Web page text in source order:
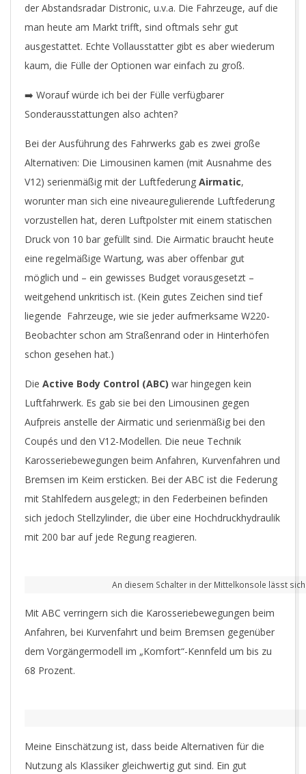
der Abstandsradar Distronic, u.v.a. Die Fahrzeuge, auf die
man heute am Markt trifft, sind oftmals sehr gut
ausgestattet. Echte Vollausstatter gibt es aber wiederum
kaum, die Fülle der Optionen war einfach zu groß.
➡️ Worauf würde ich bei der Fülle verfügbarer
Sonderausstattungen also achten?
Bei der Ausführung des Fahrwerks gab es zwei große
Alternativen: Die Limousinen kamen (mit Ausnahme des
V12) serienmäßig mit der Luftfederung Airmatic,
worunter man sich eine niveauregulierende Luftfederung
vorzustellen hat, deren Luftpolster mit einem statischen
Druck von 10 bar gefüllt sind. Die Airmatic braucht heute
eine regelmäßige Wartung, was aber offenbar gut
möglich und – ein gewisses Budget vorausgesetzt –
weitgehend unkritisch ist. (Kein gutes Zeichen sind tief
liegende Fahrzeuge, wie sie jeder aufmerksame W220-
Beobachter schon am Straßenrand oder in Hinterhöfen
schon gesehen hat.)
Die Active Body Control (ABC) war hingegen kein
Luftfahrwerk. Es gab sie bei den Limousinen gegen
Aufpreis anstelle der Airmatic und serienmäßig bei den
Coupés und den V12-Modellen. Die neue Technik
Karosseriebewegungen beim Anfahren, Kurvenfahren und
Bremsen im Keim ersticken. Bei der ABC ist die Federung
mit Stahlfedern ausgelegt; in den Federbeinen befinden
sich jedoch Stellzylinder, die über eine Hochdruckhydraulik
mit 200 bar auf jede Regung reagieren.
An diesem Schalter in der Mittelkonsole lässt
Mit ABC verringern sich die Karosseriebewegungen beim
Anfahren, bei Kurvenfahrt und beim Bremsen gegenüber
dem Vorgängermodell im „Komfort“-Kennfeld um bis zu
68 Prozent.
Meine Einschätzung ist, dass beide Alternativen für die
Nutzung als Klassiker gleichwertig gut sind. Ein gut